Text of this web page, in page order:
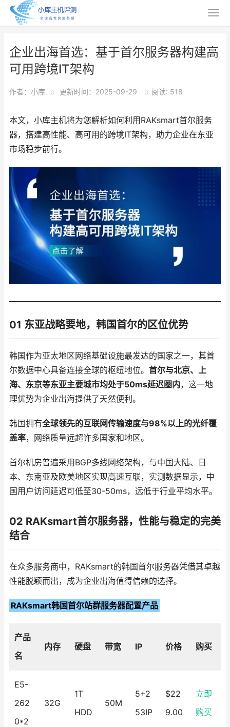
企业出海首选：基于首尔服务器构建高
可用跨境IT架构
作者：小库 o 更新时间：2025-09-29 o 阅读: 518
本文，小库主机将为您解析如何利用RAKsmart首尔服务
器，搭建高性能、高可用的跨境IT架构，助力企业在东亚
市场稳步前行。
01 东亚战略要地，韩国首尔的区位优势
韩国作为亚太地区网络基础设施最发达的国家之一，其首
尔数据中心具备连接全球的枢纽地位。 首尔与北京、上
海、东京等东亚主要城市均处于50ms延迟圈内，这一地
理优势为企业出海提供了天然便利。
韩国拥有全球领先的互联网传输速度与98%以上的光纤覆
盖率，网络质量远超许多国家和地区。
首尔机房普遍采用BGP多线网络架构，与中国大陆、日
本、东南亚及欧美地区实现高速互联，实测数据显示，中
国用户访问延迟可低至30-50ms，远低于行业平均水平。
02 RAKsmart首尔服务器，性能与稳定的完美
结合
在众多服务商中，RAKsmart的韩国首尔服务器凭借其卓越
性能脱颖而出，成为企业出海值得信赖的选择。
RAKsmart韩国首尔站群服务器配置产品
产品
名
内存 硬盘 带宽 IP 价格 购买
E5-
262
0*2
32G
1T
HDD
50M
5+2
53IP
$22
9.00
立即
购买